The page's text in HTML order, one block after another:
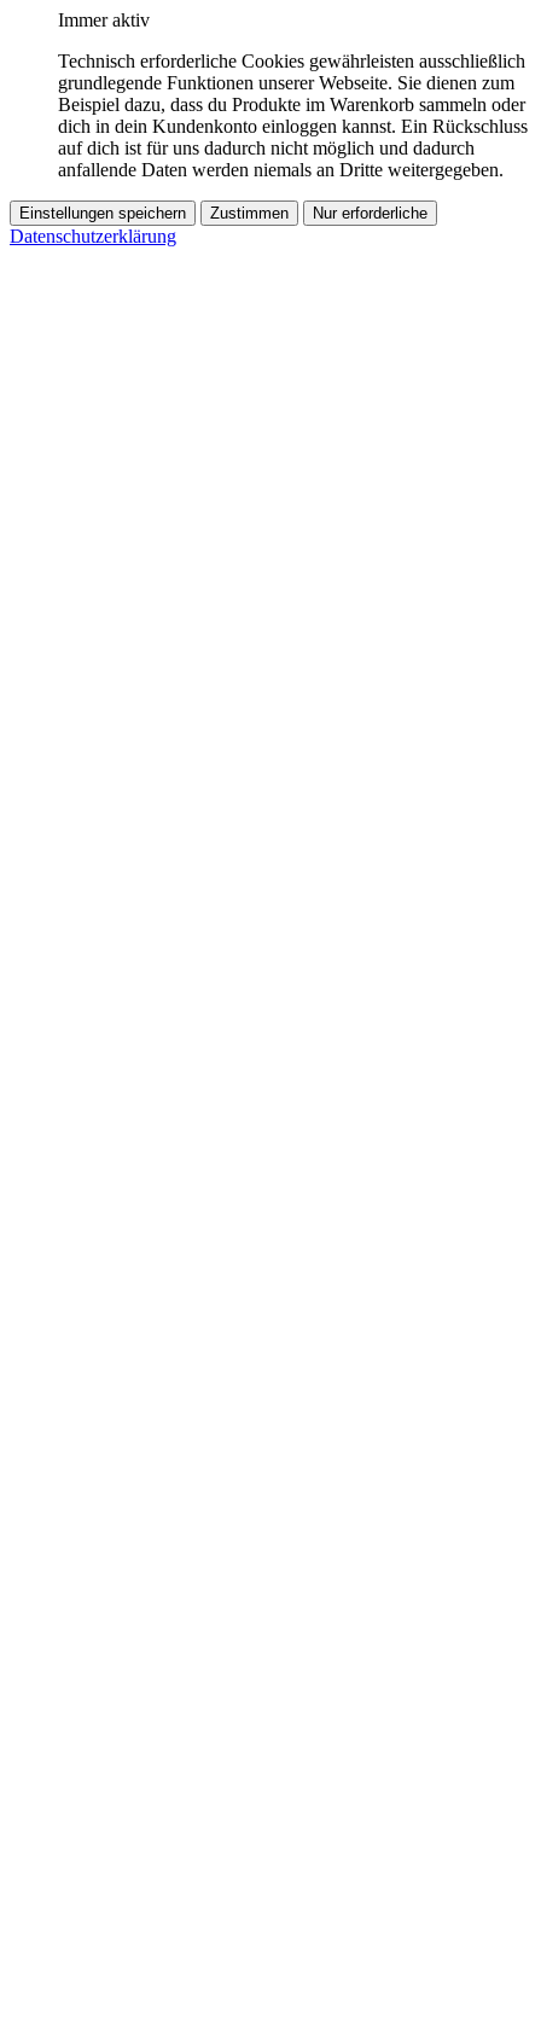
Immer aktiv
Technisch erforderliche Cookies gewährleisten ausschließlich
grundlegende Funktionen unserer Webseite. Sie dienen zum
Beispiel dazu, dass du Produkte im Warenkorb sammeln oder
dich in dein Kundenkonto einloggen kannst. Ein Rückschluss
auf dich ist für uns dadurch nicht möglich und dadurch
anfallende Daten werden niemals an Dritte weitergegeben.
Einstellungen speichern Zustimmen Nur erforderliche
Datenschutzerklärung